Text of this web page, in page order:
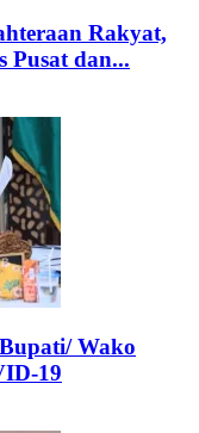
Rakyat,
Pusat dan...
Wako
19